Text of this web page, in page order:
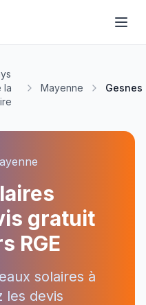
la
Mayenne Gesnes
gratuit
RGE
solaires à
les devis